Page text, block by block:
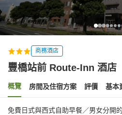
商務酒店
豐橋站前 Route-Inn 酒店
概覽 房間及住宿方案 評價 基本
免費日式與西式自助早餐／男女分開